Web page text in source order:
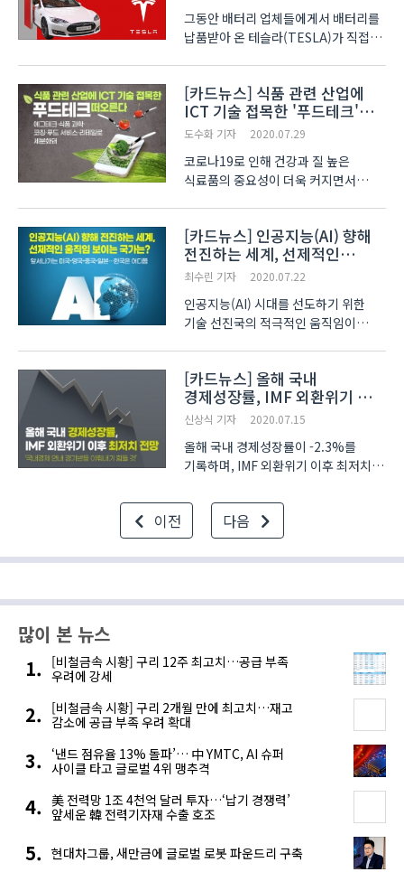
그동안 배터리 업체들에게서 배터리를
납품받아 온 테슬라(TESLA)가 직접
비상이 걸렸습니다 최근, 브란덴부르크
경제부 장관은 테슬라가 독일 베를린
공장(Gigafa..
[카드뉴스] 식품 관련 산업에
ICT 기술 접목한 '푸드테크'
떠오른다
도수화 기자 2020.07.29
코로나19로 인해 건강과 질 높은
식료품의 중요성이 더욱 커지면서
식품공학과 AI, 로봇, 블록체인 등의
ICT 기술이 융복합돼 창출된 신산업을
말하는데요. BIS 리서치는 전 세계..
[카드뉴스] 인공지능(AI) 향해
전진하는 세계, 선제적인
움직임 보이는 국가는?
최수린 기자 2020.07.22
인공지능(AI) 시대를 선도하기 위한
기술 선진국의 적극적인 움직임이
KISDI의 보고서에 따르면, 세계 각국은
AI 전문 연구기관을 중심으로 AI 경쟁력
강화와 기술 표준..
[카드뉴스] 올해 국내
경제성장률, IMF 외환위기 이후
최저치 전망
신상식 기자 2020.07.15
올해 국내 경제성장률이 -2.3%를
기록하며, IMF 외환위기 이후 최저치
나왔습니다. 한국경제연구원(이하
KERI)은 ‘KERI 경제동향과 전망:
2020년 2/4분기’ 보고서를 통해
사실상 경제위기 수준의 극심한 부진을
이전 다음
많이 본 뉴스
[비철금속 시황] 구리 12주 최고치…공급 부족
우려에 강세
[비철금속 시황] 구리 2개월 만에 최고치…재고
감소에 공급 부족 우려 확대
‘낸드 점유율 13% 돌파’… 中 YMTC, AI 슈퍼
사이클 타고 글로벌 4위 맹추격
美 전력망 1조 4천억 달러 투자…‘납기 경쟁력’
앞세운 韓 전력기자재 수출 호조
현대차그룹, 새만금에 글로벌 로봇 파운드리 구축